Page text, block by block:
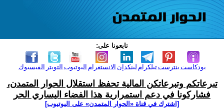
تابعونا على:
الفيسبوك التويتر اليوتيوب الانستغرام لينكدإن تيلكرامبنترست بودكاست
تبرعاتكم وتبرعاتكن المالية تحفظ استقلال الحوار المتمدن،
فشاركونا في دعم استمرارية هذا الفضاء اليساري الحر
[اشترك في قناة ‫«الحوار المتمدن» على اليوتيوب]